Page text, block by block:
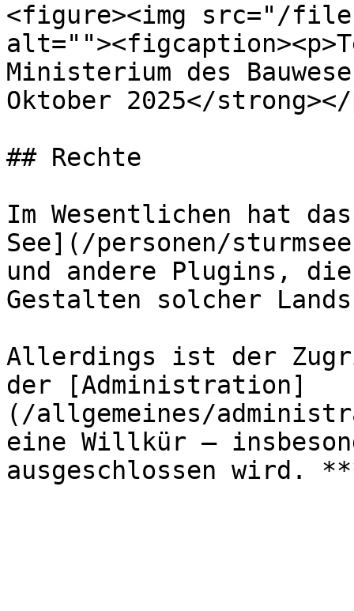
<figure><img src="/files/
Ministerium des
Oktober 2025</
## Rechte
Im Wesentlichen hat
See](/personen/
und andere Plugins,
Gestalten solcher
Allerdings ist der
der [Administration]
(/allgemeines/
eine Willkür –